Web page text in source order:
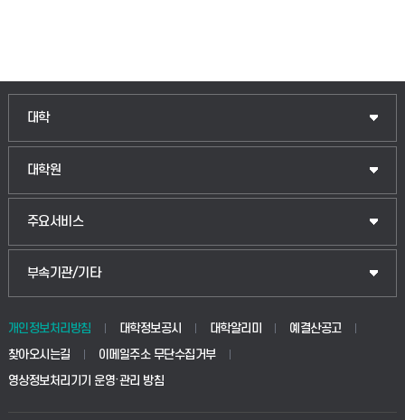
대학
인문융합공공인재학부
법경영학부
생명공학부
대학원
일반대학원
산업대학원
공공정책대학원
교육대학원
주요서비스
입학안내
웹메일
학사시스템(전문학사 및 전공심화)
부속기관/기타
중앙도서관
학생생활관(안성)
개인정보처리방침 대학정보공시 대학알리미
예결산공고
찾아오시는길
이메일주소 무단수집거부
영상정보처리기기 운영·관리 방침